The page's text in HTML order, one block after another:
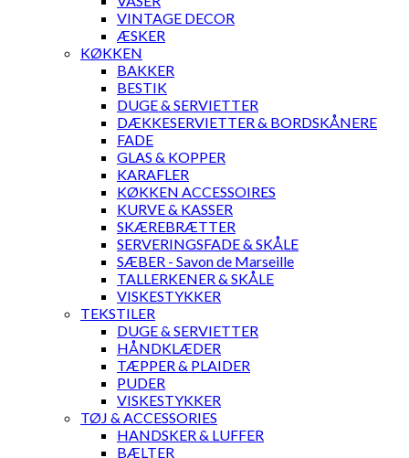
VINTAGE DECOR
ÆSKER
KØKKEN
BAKKER
BESTIK
DUGE & SERVIETTER
DÆKKESERVIETTER & BORDSKÅNERE
FADE
GLAS & KOPPER
KARAFLER
KØKKEN ACCESSOIRES
KURVE & KASSER
SKÆREBRÆTTER
SERVERINGSFADE & SKÅLE
SÆBER - Savon de Marseille
TALLERKENER & SKÅLE
VISKESTYKKER
TEKSTILER
DUGE & SERVIETTER
HÅNDKLÆDER
TÆPPER & PLAIDER
PUDER
VISKESTYKKER
TØJ & ACCESSORIES
HANDSKER & LUFFER
BÆLTER